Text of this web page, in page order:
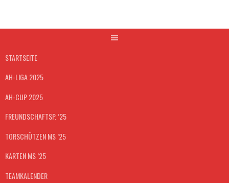
Inhalt
STARTSEITE
AH-LIGA 2025
AH-CUP 2025
FREUNDSCHAFTSP. ’25
TORSCHÜTZEN MS ’25
KARTEN MS ’25
TEAMKALENDER